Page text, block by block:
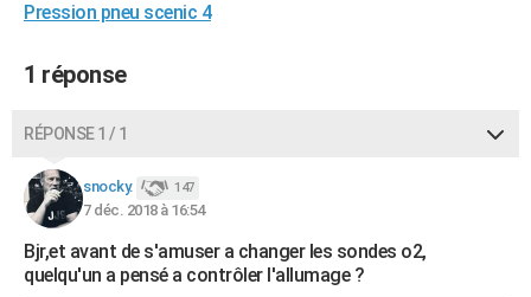
BONS PLANS
CARTE DE VOEUX
COPAINS D'AVANT
S'inscrire
Se connecter
Lycées
Collèges
Primaires
Universités
Entreprises
Service militaire
Avis de recherche
AVIS DE DÉCÈS
Pression pneu scenic 4
1 réponse
RÉPONSE 1 / 1
snocky. 147
7 déc. 2018 à 16:54
Bjr,et avant de s'amuser a changer les sondes o2,
quelqu'un a pensé a contrôler l'allumage ?